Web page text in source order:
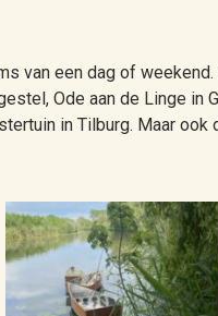
van een dag of
Ode aan de Linge in
in Tilburg. Maar ook